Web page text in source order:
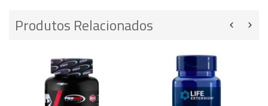
Produtos Relacionados